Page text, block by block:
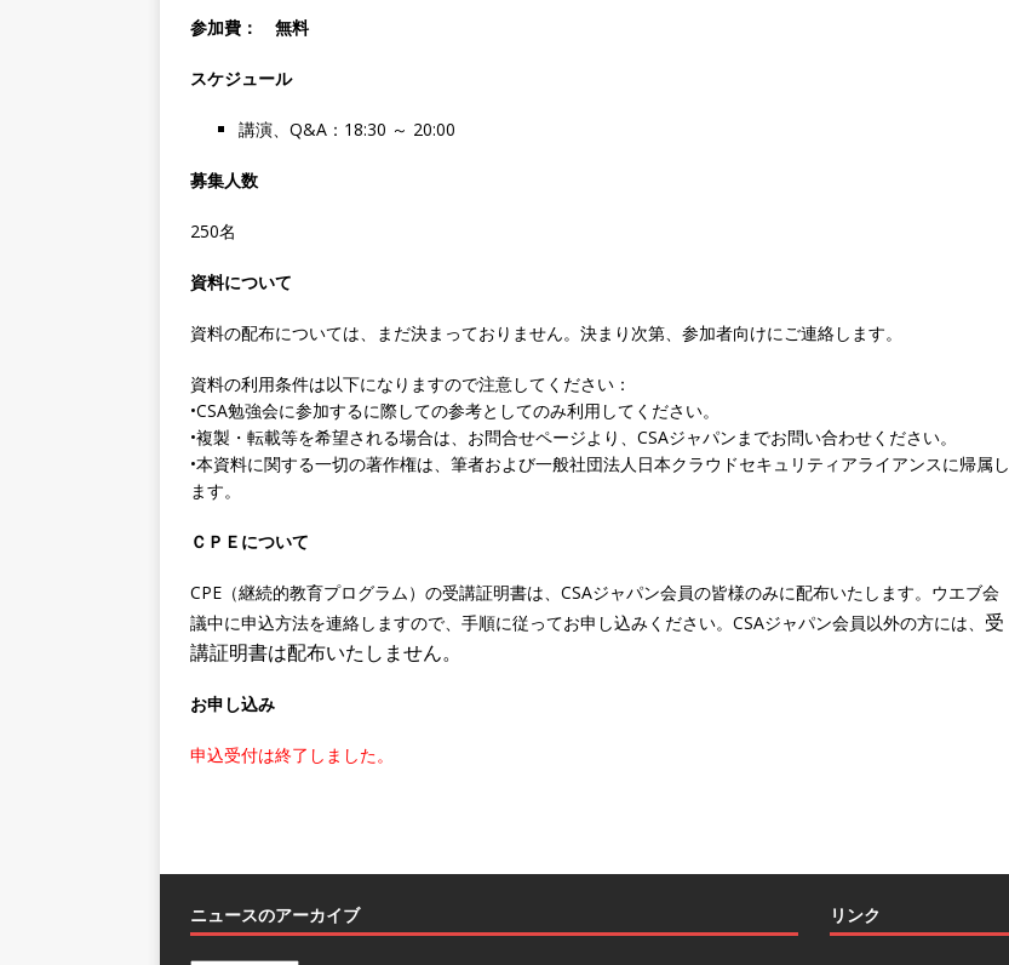
参加費： 無料
スケジュール
講演、Q&A：18:30 ～ 20:00
募集人数
250名
資料について
資料の配布については、まだ決まっておりません。決まり次第、参加者向けにご連絡します。
資料の利用条件は以下になりますので注意してください：
•CSA勉強会に参加するに際しての参考としてのみ利用してください。
•複製・転載等を希望される場合は、お問合せページより、CSAジャパンまでお問い合わせください。
•本資料に関する一切の著作権は、筆者および一般社団法人日本クラウドセキュリティアライアンスに帰属し
ます。
ＣＰＥについて
CPE（継続的教育プログラム）の受講証明書は、CSAジャパン会員の皆様のみに配布いたします。ウエブ会
議中に申込方法を連絡しますので、手順に従ってお申し込みください。CSAジャパン会員以外の方には、 受
講証明書は配布いたしません。
お申し込み
申込受付は終了しました。
ニュースのアーカイブ リンク